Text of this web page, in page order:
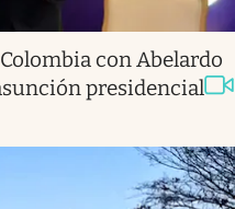
con Abelardo
presidencial